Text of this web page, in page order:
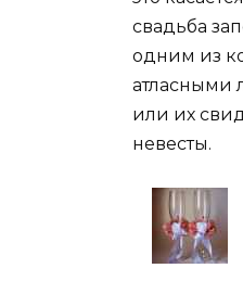
свадьба
одним из
атласными
или их
невесты.